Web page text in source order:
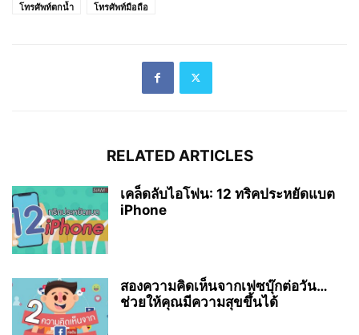
โทรศัพท์ตกน้ำ
โทรศัพท์มือถือ
RELATED ARTICLES
เคล็ดลับไอโฟน: 12 ทริคประหยัดแบต
iPhone
สองความคิดเห็นจากเฟซบุ๊กต่อวัน…
ช่วยให้คุณมีความสุขขึ้นได้